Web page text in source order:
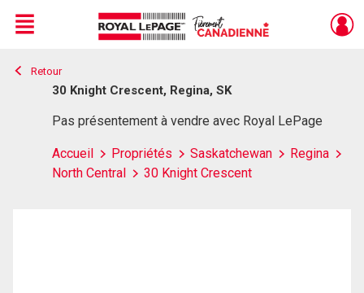
Live
En Direct
Menu
Retour
30 Knight Crescent, Regina, SK
Pas présentement à vendre avec Royal LePage
Accueil Propriétés Saskatchewan
Regina
North Central
30 Knight Crescent